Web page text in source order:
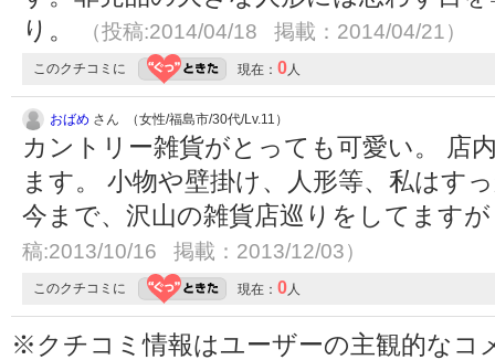
り。
（投稿:2014/04/18 掲載：2014/04/21）
このクチコミに 現在： 0 人
おばめ さん （女性/福島市/30代/Lv.11）
カントリー雑貨がとっても可愛い。 店
ます。 小物や壁掛け、人形等、私はす
今まで、沢山の雑貨店巡りをしてます
稿:2013/10/16 掲載：2013/12/03）
このクチコミに 現在： 0 人
※クチコミ情報はユーザーの主観的なコ